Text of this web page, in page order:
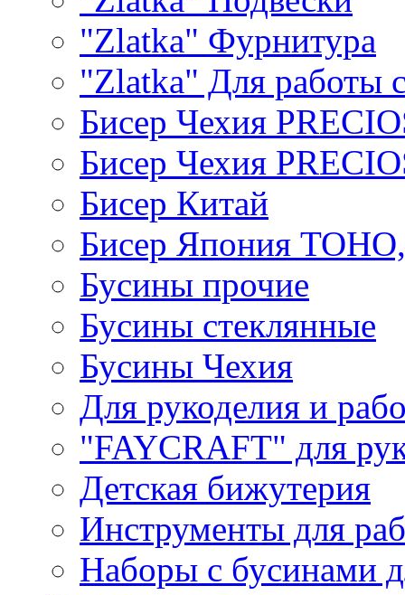
"Zlatka" Фурнитура
"Zlatka" Для работы
Бисер Чехия
Бисер Чехия
Бисер Китай
Бисер Япония
Бусины прочие
Бусины стеклянные
Бусины Чехия
Для рукоделия и
"FAYCRAFT" для
Детская бижутерия
Инструменты для
Наборы с бусинами